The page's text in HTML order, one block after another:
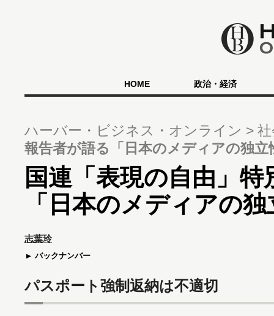
HOME 政治・経済
ハーバー・ビジネス・オンライン
報告者が語る「日本のメディアの独立
国連「表現の自由」
「日本のメディアの
志葉玲
バックナンバー
パスポート強制返納は不適切